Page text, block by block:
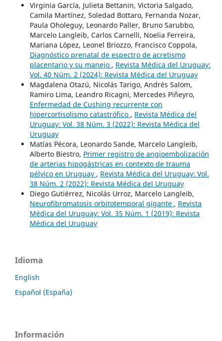
Virginia García, Julieta Bettanin, Victoria Salgado,
Camila Martínez, Soledad Bottaro, Fernanda Nozar,
Paula Oholeguy, Leonardo Paller, Bruno Sarubbo,
Marcelo Langleib, Carlos Carnelli, Noelia Ferreira,
Mariana López, Leonel Briozzo, Francisco Coppola,
Diagnóstico prenatal de espectro de acretismo
placentario y su manejo , Revista Médica del Uruguay:
Vol. 40 Núm. 2 (2024): Revista Médica del Uruguay
Magdalena Otazú, Nicolás Tarigo, Andrés Salom,
Ramiro Lima, Leandro Ricagni, Mercedes Piñeyro,
Enfermedad de Cushing recurrente con
hipercortisolismo catastrófico , Revista Médica del
Uruguay: Vol. 38 Núm. 3 (2022): Revista Médica del
Uruguay
Matías Pécora, Leonardo Sande, Marcelo Langleib,
Alberto Biestro, Primer registro de angioembolización
de arterias hipogástricas en contexto de trauma
pélvico en Uruguay , Revista Médica del Uruguay: Vol.
38 Núm. 2 (2022): Revista Médica del Uruguay
Diego Gutiérrez, Nicolás Urroz, Marcelo Langleib,
Neurofibromatosis orbitotemporal gigante , Revista
Médica del Uruguay: Vol. 35 Núm. 1 (2019): Revista
Médica del Uruguay
Idioma
English
Español (España)
Información